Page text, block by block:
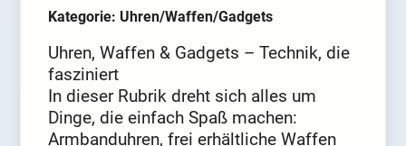
Kategorie: Uhren/Waffen/Gadgets
Uhren, Waffen & Gadgets – Technik, die
fasziniert
In dieser Rubrik dreht sich alles um
Dinge, die einfach Spaß machen:
Armbanduhren, frei erhältliche Waffen